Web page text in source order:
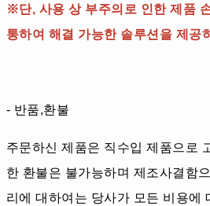
※단, 사용 상 부주의로 인한 제품
통하여 해결 가능한 솔루션을 제공
- 반품,환불
주문하신 제품은 직수입 제품으로
한 환불은 불가능하며 제조사결함
리에 대하여는 당사가 모든 비용에